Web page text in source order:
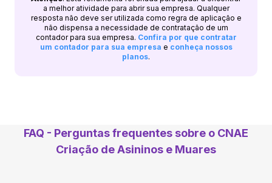
a melhor atividade para abrir sua empresa. Qualquer
resposta não deve ser utilizada como regra de aplicação e
não dispensa a necessidade de contratação de um
contador para sua empresa. Confira por que contratar
um contador para sua empresa e conheça nossos
planos.
FAQ - Perguntas frequentes sobre o CNAE
Criação de Asininos e Muares